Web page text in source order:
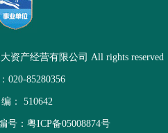
资产经营有限公司 All rights reserved
020-85280356
510642
号：粤ICP备05008874号